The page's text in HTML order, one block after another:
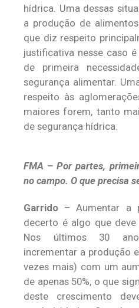
hídrica. Uma dessas
a produção de
que diz respeito
justificativa nesse caso
de primeira
segurança alimentar.
respeito às
maiores forem, tanto
de segurança hídrica.
FMA – Por partes,
no campo. O que precisa
Garrido – Aumentar a
decerto é algo que
Nos últimos 30
incrementar a produção
vezes mais) com um
de apenas 50%, o que
deste crescimento